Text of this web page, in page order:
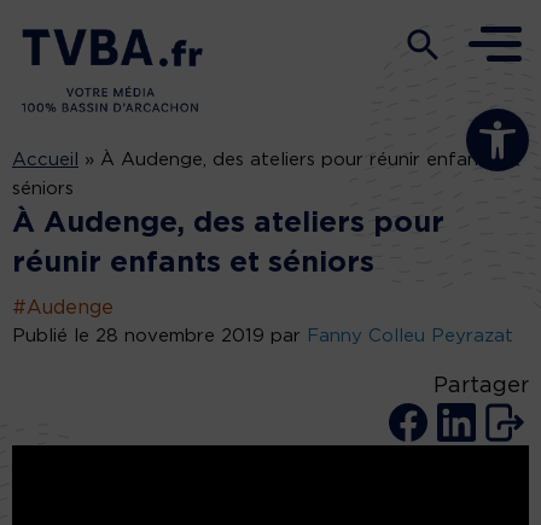
Ouvrir la
Accueil » À Audenge, des ateliers pour réunir enfants et
séniors
À Audenge, des ateliers pour
réunir enfants et séniors
#Audenge
Publié le 28 novembre 2019 par Fanny Colleu Peyrazat
Partager